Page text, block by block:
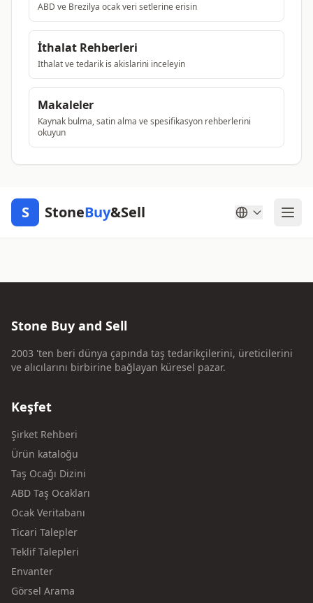
ABD ve Brezilya ocak veri setlerine erisin
İthalat Rehberleri
Ithalat ve tedarik is akislarini inceleyin
Makaleler
Kaynak bulma, satin alma ve spesifikasyon rehberlerini
okuyun
S StoneBuy&Sell
Stone Buy and Sell
2003 'ten beri dünya çapında taş tedarikçilerini, üreticilerini
ve alıcılarını birbirine bağlayan küresel pazar.
Keşfet
Şirket Rehberi
Ürün kataloğu
Taş Ocağı Dizini
ABD Taş Ocakları
Ocak Veritabanı
Ticari Talepler
Teklif Talepleri
Envanter
Görsel Arama